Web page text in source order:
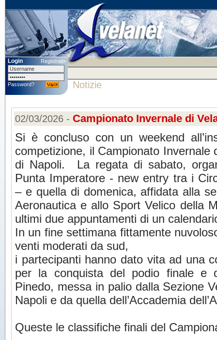
Login Registrati»
Password? Notizie
02/03/2026 - Campionato Invernale di
Si è concluso con un weekend
competizione, il Campionato Invernale
di Napoli. La regata di sabato,
Punta Imperatore - new entry tra i
– e quella di domenica, affidata alla
Aeronautica e allo Sport Velico della
ultimi due appuntamenti di un
In un fine settimana fittamente
venti moderati da sud,
i partecipanti hanno dato vita ad una
per la conquista del podio finale e
Pinedo, messa in palio dalla Sezione
Napoli e da quella dell’Accademia
Queste le classifiche finali del